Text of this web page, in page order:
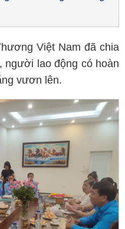
Việt Nam đã chia
người lao động có hoàn
vươn lên.